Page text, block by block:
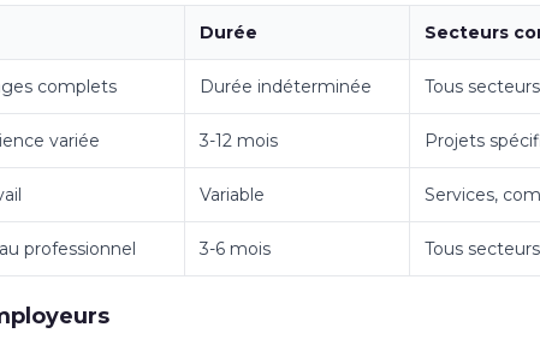
Durée Secteurs
complets Durée indéterminée Tous secteurs
variée 3-12 mois Projets
Variable Services,
professionnel 3-6 mois Tous secteurs